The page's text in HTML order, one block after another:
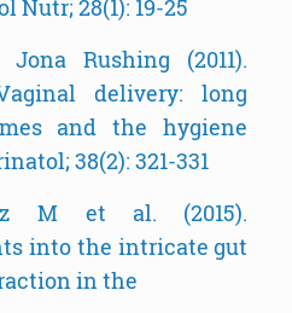
Nutr; 28(1): 19-25
Rushing (2011).
delivery: long
and the hygiene
38(2): 321-331
M et al. (2015).
into the intricate gut
in the